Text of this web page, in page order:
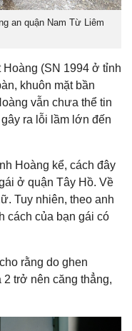
an quận Nam Từ Liêm
Hoàng (SN 1994 ở tỉnh
khuôn mặt bần
vẫn chưa thể tin
ra lỗi lầm lớn đến
Hoàng kể, cách đây
ở quận Tây Hồ. Về
Tuy nhiên, theo anh
cách của bạn gái có
rằng do ghen
trở nên căng thẳng,